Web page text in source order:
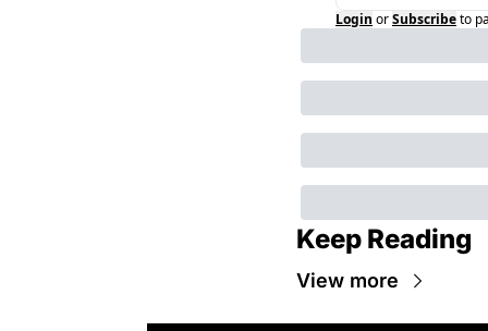
Login orSubscribeto
Keep Reading
View more